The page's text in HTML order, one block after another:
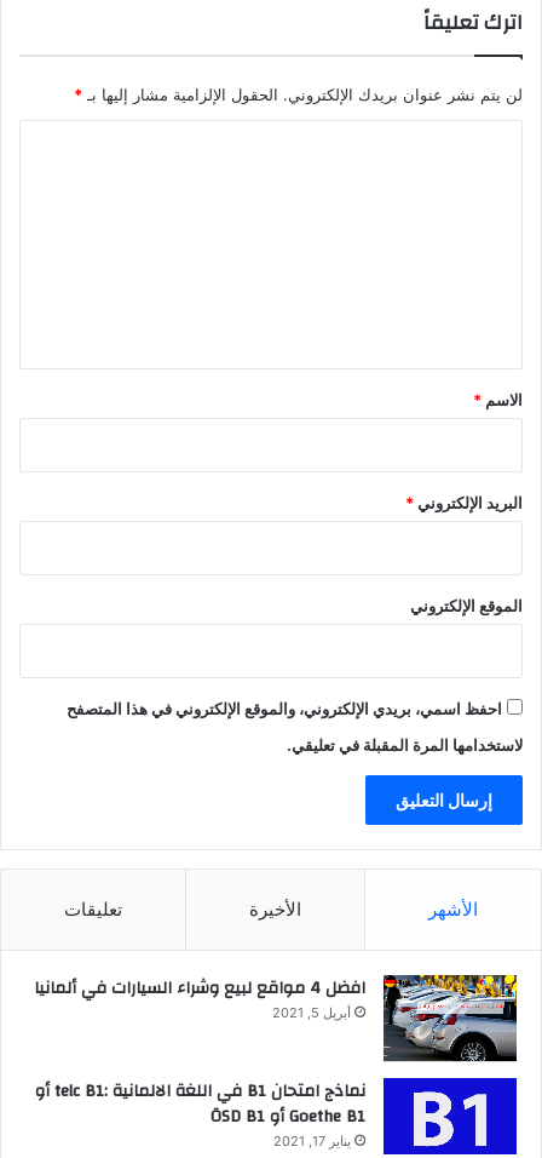
اترك تعليقاً
لن يتم نشر عنوان بريدك الإلكتروني. الحقول الإلزامية مشار إليها بـ *
*
الاسم *
البريد الإلكتروني*
الموقع الإلكتروني
احفظ اسمي، بريدي الإلكتروني، والموقع الإلكتروني في هذا المتصفح
لاستخدامها المرة المقبلة في تعليقي.
الأشهر الأخيرة تعليقات
افضل 4 مواقع لبيع وشراء السيارات في ألمانيا
أبريل 5, 2021
نماذج امتحان B1 في اللغة الالمانية :telc B1 أو
Goethe B1 أو ÖSD B1
يناير 17, 2021